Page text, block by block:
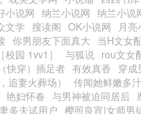
小说网 纳兰小说网 纳兰小说
文学 搜读阁 OK小说网 月亮
你男朋友下面真大 当H文女
校园 1vv1］ 与狐说 rou文女
（快穿）插足者 有效真香 穿成
追妻火葬场）
传闻她鲜嫩多
艳妇怀春 与男神被迫同居后
多夫试用户 樱照良宵|女师男